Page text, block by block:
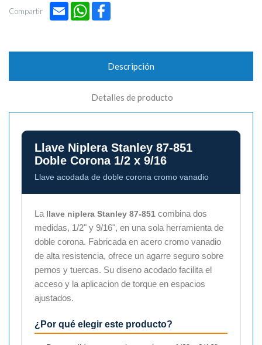
Compartir Email WhatsApp
Descripción
Detalles de producto
Llave Niplera Stanley 87-851
Doble Corona 1/2 x 9/16
Llave acodada de doble corona cromo vanadio
La llave niplera Stanley 87-851 combina dos
medidas, 1/2" y 9/16", en una sola herramienta de
doble corona. Fabricada en acero cromo vanadio
de alta resistencia, ofrece un agarre seguro sobre
pernos y tuercas. Su diseno acodado facilita el
acceso y la aplicacion de torque en espacios
ajustados.
¿Por qué elegir este producto?